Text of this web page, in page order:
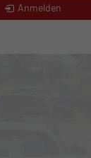
Anmelden